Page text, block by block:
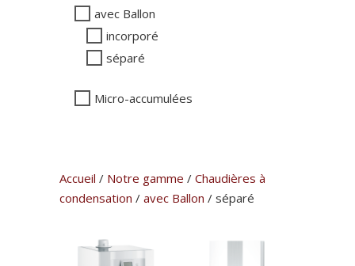
avec Ballon
incorporé
séparé
Micro-accumulées
Accueil / Notre gamme / Chaudières à
condensation / avec Ballon / séparé